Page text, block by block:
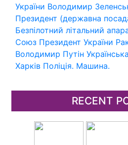
України Володимир
Президент (державна
Безпілотний літальний
Союз Президент України
Володимир Путін
Харків Поліція. Машина.
RECENT